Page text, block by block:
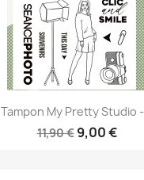
Tampon My Pretty Studio
11,90 € 9,00 €